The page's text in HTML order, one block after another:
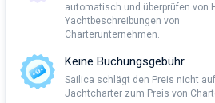
automatisch und überprüfen von
Yachtbeschreibungen von
Charterunternehmen.
Keine Buchungsgebühr
Sailica schlägt den Preis nicht
Jachtcharter zum Preis von